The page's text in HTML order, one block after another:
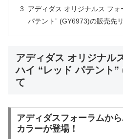
アディダス オリジナルス フォ
パテント” (GY6973)の販売先
アディダス オリジナル
ハイ “レッド パテント
て
アディダスフォーラムか
カラーが登場！